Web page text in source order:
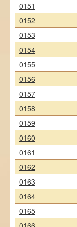
0151
0152
0153
0154
0155
0156
0157
0158
0159
0160
0161
0162
0163
0164
0165